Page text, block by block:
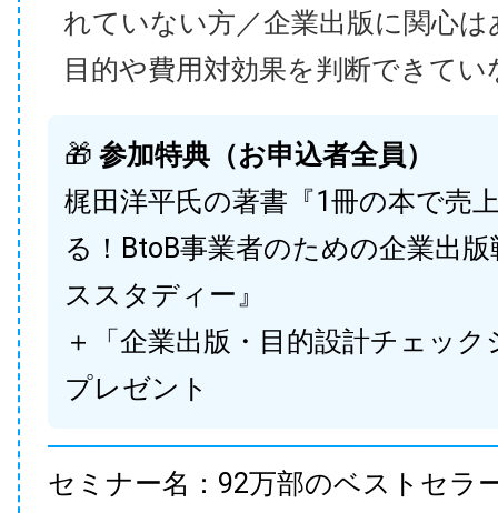
れていない方／企業出版に関心
目的や費用対効果を判断できてい
🎁 参加特典（お申込者全員）
梶田洋平氏の著書『1冊の本で売
る！BtoB事業者のための企業出
ススタディー』
＋「企業出版・目的設計チェック
プレゼント
セミナー名：92万部のベストセラ